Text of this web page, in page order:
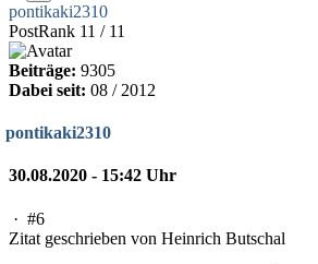
pontikaki2310
PostRank 11 / 11
Beiträge: 9305
Dabei seit: 08 / 2012
pontikaki2310
30.08.2020 - 15:42 Uhr
· #6
Zitat geschrieben von Heinrich Butschal